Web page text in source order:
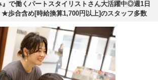
で働くパートスタイリストさん大活躍中◎週1日
★歩合含め[時給換算1,700円以上]のスタッフ多数